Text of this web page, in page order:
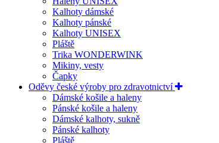
Kalhoty dámské
Kalhoty pánské
Kalhoty UNISEX
Pláště
Trika WONDERWINK
Mikiny, vesty
Čapky
Oděvy české výroby pro zdravotnictví
Dámské košile a haleny
Pánské košile a haleny
Dámské kalhoty, sukně
Pánské kalhoty
Pláště